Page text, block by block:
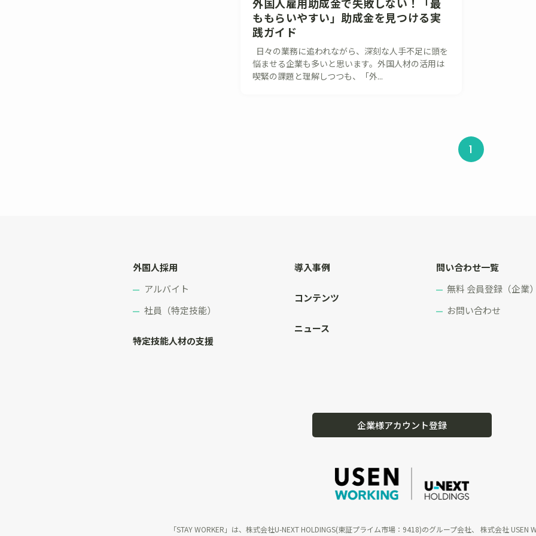
ももらいやすい」助成金を見つける実
践ガイド
日々の業務に追われながら、深刻な人手不足に頭を
悩ませる企業も多いと思います。外国人材の活用は
喫緊の課題と理解しつつも、「外...
1
外国人採用
アルバイト
社員（特定技能）
特定技能人材の支援
導入事例
コンテンツ
ニュース
問い合わせ一覧
無料 会員登録（企業
お問い合わせ
企業様アカウント登録
「STAY WORKER」は、株式会社U-NEXT HOLDINGS(東証プライム市場：9418)のグループ会社、 株式会社 USEN